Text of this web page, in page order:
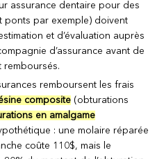
assurance dentaire pour des
ponts par exemple) doivent
et d’évaluation auprès
d’assurance avant de
remboursés.
remboursent les frais
composite (obturations
en amalgame
: une molaire réparée
coûte 110$, mais le